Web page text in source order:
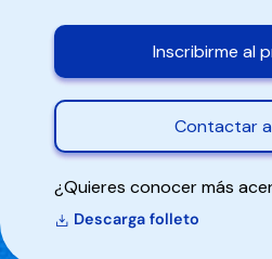
Inscribirme al
Contactar
¿Quieres conocer más
Descarga folleto